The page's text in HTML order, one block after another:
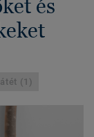
és
(1)